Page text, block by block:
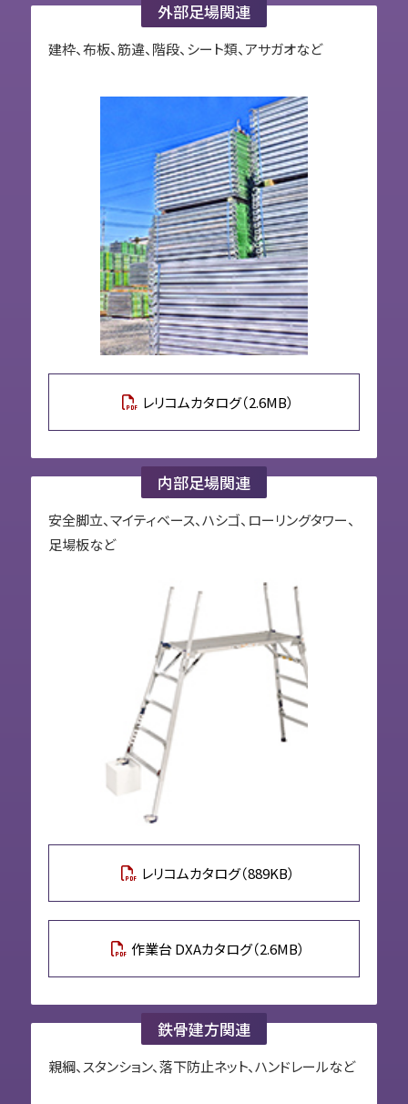
外部足場関連
建枠、布板、筋違、階段、シート類、アサガオなど
レリコムカタログ（2.6MB）
内部足場関連
安全脚立、マイティベース、ハシゴ、ローリングタワー、
足場板など
レリコムカタログ（889KB）
作業台 DXAカタログ（2.6MB）
鉄骨建方関連
親綱、スタンション、落下防止ネット、ハンドレールなど